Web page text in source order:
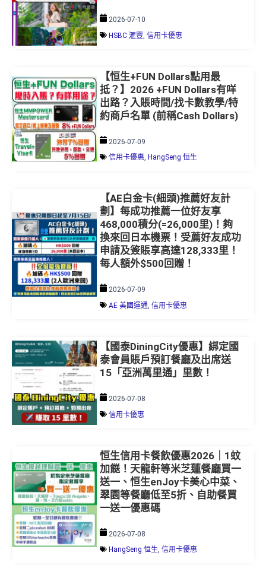
2026-07-10
HSBC 滙豐 信用卡優惠
【恒生+FUN Dollars點用最
抵？】2026 +FUN Dollars有咩
出路？入賬時間/找卡數教學/特
約商戶名單 (前稱Cash Dollars)
2026-07-09
信用卡優惠, HangSeng 恒生
【AE白金卡(細頭)推薦好友計
劃】每成功推薦一位好友享
468,000積分(=26,000里)！夠
換來回日本機票！受薦好友成功
申請及簽賬享高達128,333里！
每人額外$500回贈！
2026-07-09
AE 美國運通, 信用卡優惠
【國泰DiningCity優惠】綁定國
泰會員賬戶預訂餐廳及出席送
15「亞洲萬里通」里數！
2026-07-08
信用卡優惠
恒生信用卡餐飲優惠2026｜1蚊
加餸！天龍軒等米芝蓮餐廳買一
送一、恒生enJoy卡美心中菜、
翠園等餐廳低至5折、自助餐買
一送一優惠碼
2026-07-08
HangSeng 恒生, 信用卡優惠